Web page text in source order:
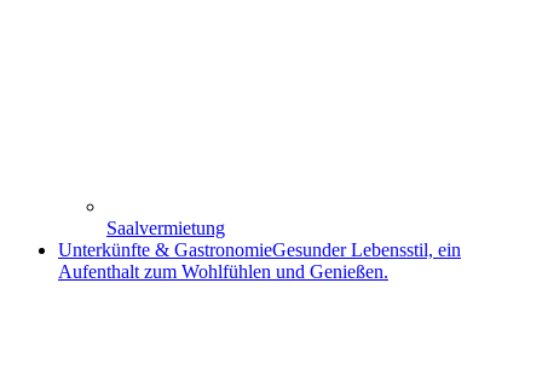
Saalvermietung
Unterkünfte & GastronomieGesunder Lebensstil, ein
Aufenthalt zum Wohlfühlen und Genießen.